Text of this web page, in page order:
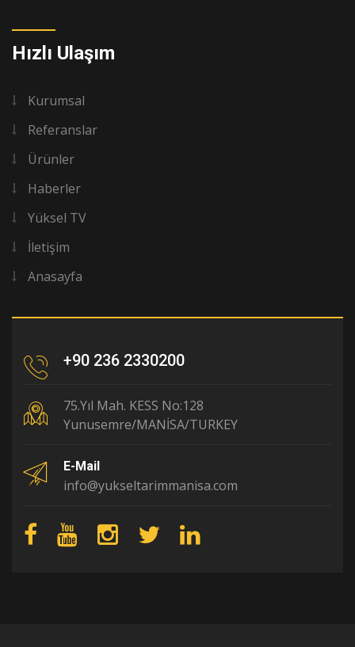
Hızlı Ulaşım
Kurumsal
Referanslar
Ürünler
Haberler
Yüksel TV
İletişim
Anasayfa
+90 236 2330200
75.Yıl Mah. KESS No:128
Yunusemre/MANİSA/TURKEY
E-Mail
info@yukseltarimmanisa.com